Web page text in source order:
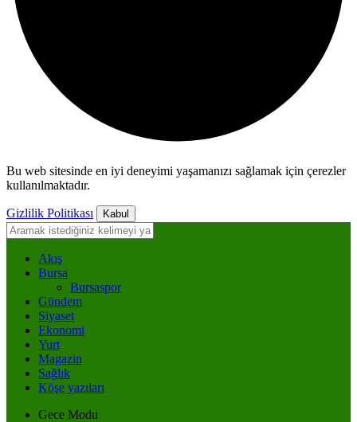
Bu web sitesinde en iyi deneyimi yaşamanızı sağlamak için çerezler
kullanılmaktadır.
Gizlilik Politikası Kabul
Akış
Bursa
Bursaspor
Gündem
Siyaset
Ekonomi
Yurt
Magazin
Sağlık
Köşe yazıları
Gece Modu